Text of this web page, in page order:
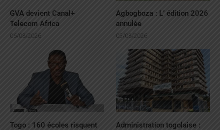
GVA devient Canal+
Telecom Africa
06/08/2026
Agbogboza : L’ édition 2026
annulée
05/08/2026
Togo : 160 écoles risquent
Administration togolaise :